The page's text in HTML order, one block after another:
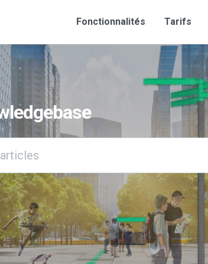
Fonctionnalités Tarifs
?